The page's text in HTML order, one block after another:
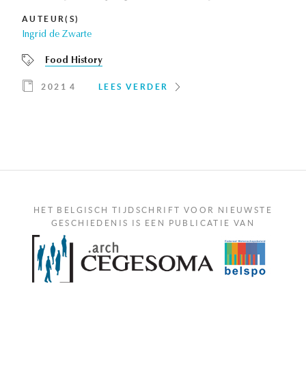
AUTEUR(S)
Ingrid de Zwarte
Food History
2021 4 LEES VERDER
HET BELGISCH TIJDSCHRIFT VOOR NIEUWSTE
GESCHIEDENIS IS EEN PUBLICATIE VAN